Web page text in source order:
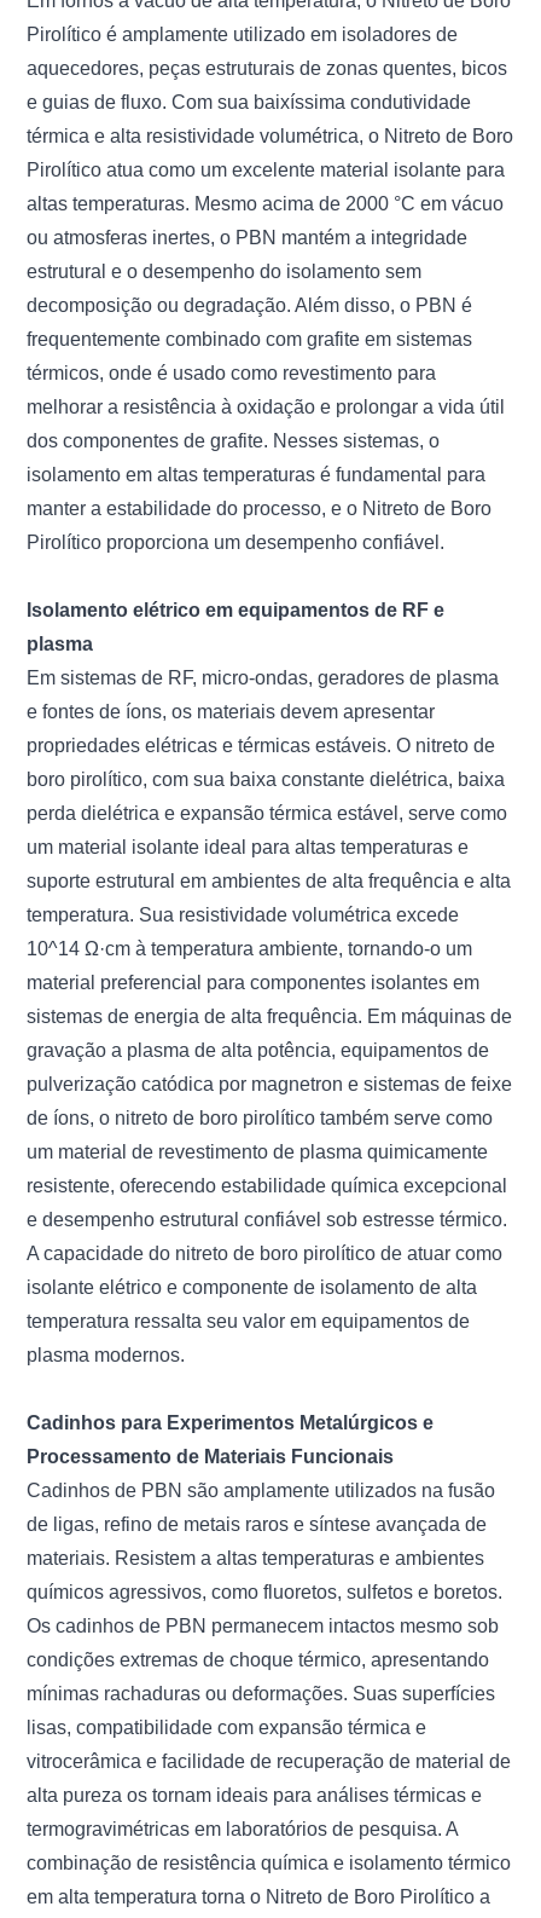
Pirolítico é amplamente utilizado em isoladores de
aquecedores, peças estruturais de zonas quentes, bicos
e guias de fluxo. Com sua baixíssima condutividade
térmica e alta resistividade volumétrica, o Nitreto de Boro
Pirolítico atua como um excelente material isolante para
altas temperaturas. Mesmo acima de 2000 °C em vácuo
ou atmosferas inertes, o PBN mantém a integridade
estrutural e o desempenho do isolamento sem
decomposição ou degradação. Além disso, o PBN é
frequentemente combinado com grafite em sistemas
térmicos, onde é usado como revestimento para
melhorar a resistência à oxidação e prolongar a vida útil
dos componentes de grafite. Nesses sistemas, o
isolamento em altas temperaturas é fundamental para
manter a estabilidade do processo, e o Nitreto de Boro
Pirolítico proporciona um desempenho confiável.
Isolamento elétrico em equipamentos de RF e
plasma
Em sistemas de RF, micro-ondas, geradores de plasma
e fontes de íons, os materiais devem apresentar
propriedades elétricas e térmicas estáveis. O nitreto de
boro pirolítico, com sua baixa constante dielétrica, baixa
perda dielétrica e expansão térmica estável, serve como
um material isolante ideal para altas temperaturas e
suporte estrutural em ambientes de alta frequência e alta
temperatura. Sua resistividade volumétrica excede
10^14 Ω·cm à temperatura ambiente, tornando-o um
material preferencial para componentes isolantes em
sistemas de energia de alta frequência. Em máquinas de
gravação a plasma de alta potência, equipamentos de
pulverização catódica por magnetron e sistemas de feixe
de íons, o nitreto de boro pirolítico também serve como
um material de revestimento de plasma quimicamente
resistente, oferecendo estabilidade química excepcional
e desempenho estrutural confiável sob estresse térmico.
A capacidade do nitreto de boro pirolítico de atuar como
isolante elétrico e componente de isolamento de alta
temperatura ressalta seu valor em equipamentos de
plasma modernos.
Cadinhos para Experimentos Metalúrgicos e
Processamento de Materiais Funcionais
Cadinhos de PBN são amplamente utilizados na fusão
de ligas, refino de metais raros e síntese avançada de
materiais. Resistem a altas temperaturas e ambientes
químicos agressivos, como fluoretos, sulfetos e boretos.
Os cadinhos de PBN permanecem intactos mesmo sob
condições extremas de choque térmico, apresentando
mínimas rachaduras ou deformações. Suas superfícies
lisas, compatibilidade com expansão térmica e
vitrocerâmica e facilidade de recuperação de material de
alta pureza os tornam ideais para análises térmicas e
termogravimétricas em laboratórios de pesquisa. A
combinação de resistência química e isolamento térmico
em alta temperatura torna o Nitreto de Boro Pirolítico a